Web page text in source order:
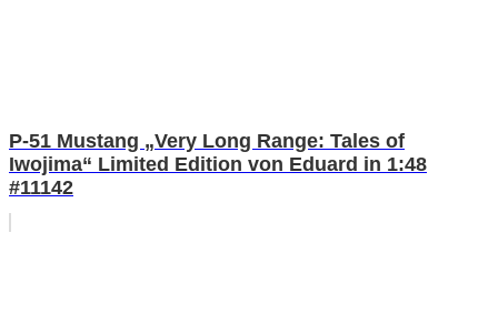
P-51 Mustang „Very Long Range: Tales of
Iwojima“ Limited Edition von Eduard in 1:48
#11142